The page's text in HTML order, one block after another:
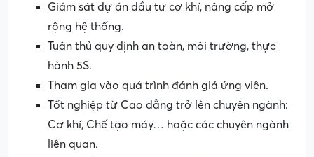
Giám sát dự án đầu tư cơ khí, nâng cấp mở
rộng hệ thống.
Tuân thủ quy định an toàn, môi trường, thực
hành 5S.
Tham gia vào quá trình đánh giá ứng viên.
Tốt nghiệp từ Cao đẳng trở lên chuyên ngành:
Cơ khí, Chế tạo máy… hoặc các chuyên ngành
liên quan.